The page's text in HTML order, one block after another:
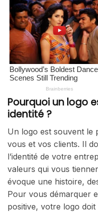
Pourquoi un logo
identité ?
Un logo est souvent le
vous et vos clients. Il
l’identité de votre
valeurs qui vous
évoque une histoire,
Pour vous démarquer
positive, votre logo